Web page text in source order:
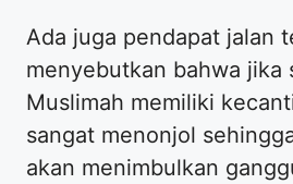
​Ada juga pendapat jalan
menyebutkan bahwa jika
Muslimah memiliki
sangat menonjol
akan menimbulkan